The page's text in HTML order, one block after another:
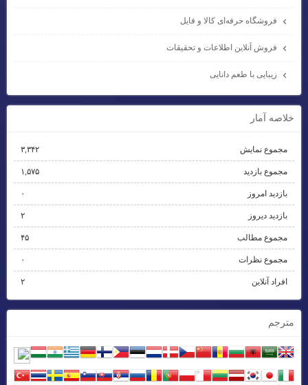
فروشگاه حرفه‌ای کالا و فایل
فروش آنلاین اطلاعات و تحقیقات
زیبایی با طعم دانایی
خلاصه آمار
مجموع نمایش‌ ۳,۳۴۲
مجموع بازدید ۱,۵۷۵
بازدید امروز ۰
بازدید دیروز ۲
مجموع مطالب ۴۵
مجموع نظرات ۰
افراد آنلاین ۲
مترجم